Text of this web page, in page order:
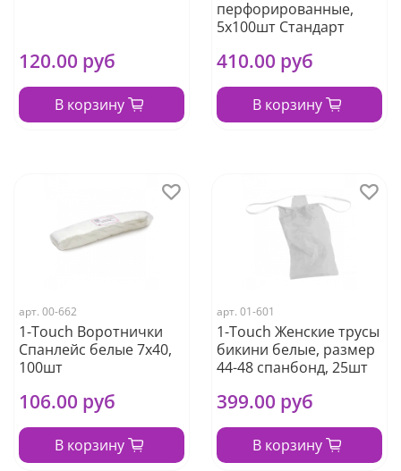
120.00 руб
В корзину
перфорированные,
5х100шт Стандарт
410.00 руб
В корзину
арт. 00-662
1-Touch Воротнички
Спанлейс белые 7х40,
100шт
106.00 руб
В корзину
арт. 01-601
1-Touch Женские трусы
бикини белые, размер
44-48 спанбонд, 25шт
399.00 руб
В корзину